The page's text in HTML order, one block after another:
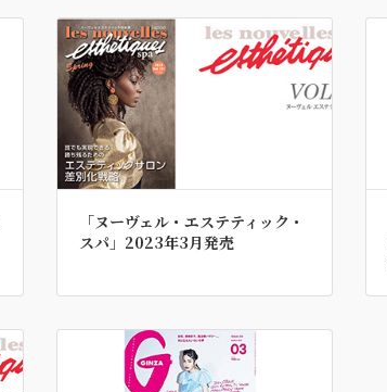
「ヌーヴェル・エステティック・
スパ」2023年3月発売